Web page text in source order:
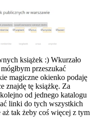
książek :) Wkurzało
przeszukać
magiczne okienko podaję
znajdę tę książkę. Za
od jednego katalogu
linki do tych wszystkich
tak żeby coś więcej z tym